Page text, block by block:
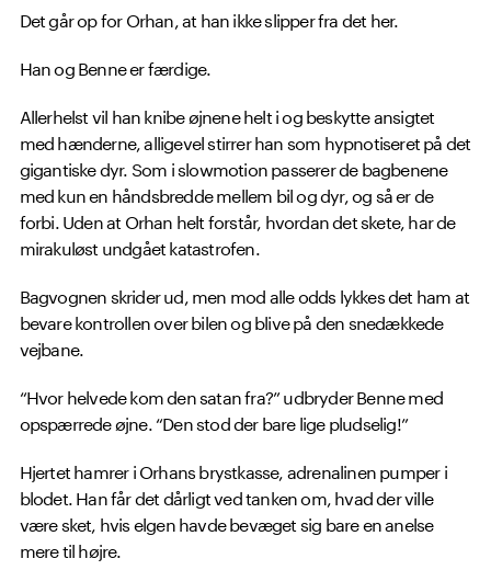
Det går op for Orhan, at han ikke slipper fra det her.
Han og Benne er færdige.
Allerhelst vil han knibe øjnene helt i og beskytte ansigtet
med hænderne, alligevel stirrer han som hypnotiseret på det
gigantiske dyr. Som i slowmotion passerer de bagbenene
med kun en håndsbredde mellem bil og dyr, og så er de
forbi. Uden at Orhan helt forstår, hvordan det skete, har de
mirakuløst undgået katastrofen.
Bagvognen skrider ud, men mod alle odds lykkes det ham at
bevare kontrollen over bilen og blive på den snedækkede
vejbane.
“Hvor helvede kom den satan fra?” udbryder Benne med
opspærrede øjne. “Den stod der bare lige pludselig!”
Hjertet hamrer i Orhans brystkasse, adrenalinen pumper i
blodet. Han får det dårligt ved tanken om, hvad der ville
være sket, hvis elgen havde bevæget sig bare en anelse
mere til højre.